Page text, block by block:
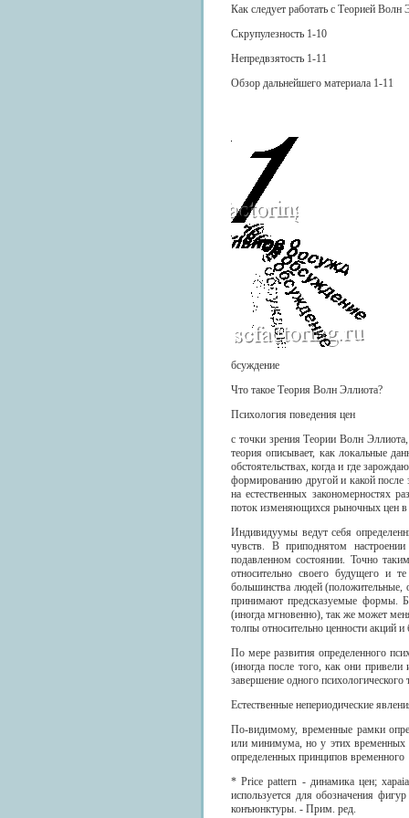
Как следует работать с Теорией Волн
Скрупулезность 1-10
Непредвзятость 1-11
Обзор дальнейшего материала 1-11
бсуждение
Что такое Теория Волн Эллиота?
Психология поведения цен
с точки зрения Теории Волн
теория описывает, как локальные
обстоятельствах, когда и где
формированию другой и какой после
на естественных закономерностях
поток изменяющихся рыночных цен
Индивидуумы ведут себя
чувств. В приподнятом
подавленном состоянии. Точно
относительно своего будущего и
большинства людей (положительные,
принимают предсказуемые формы.
(иногда мгновенно), так же может
толпы относительно ценности акций
По мере развития определенного
(иногда после того, как они
завершение одного
Естественные непериодические
По-видимому, временные рамки
или минимума, но у этих временных
определенных принципов временного
* Price pattern - динамика цен;
используется для обозначения
конъюнктуры. - Прим. ред.